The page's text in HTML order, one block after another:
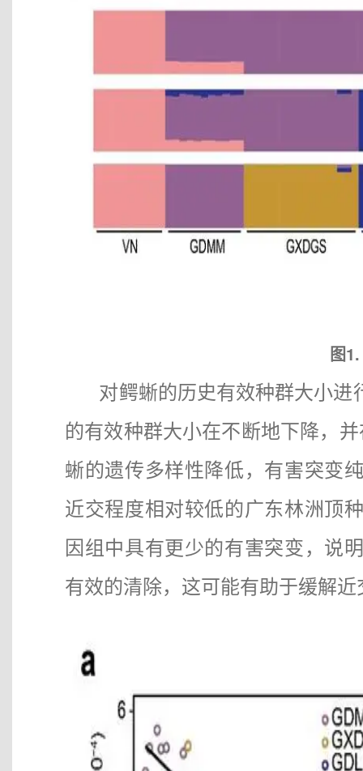
图
对鳄蜥的历史有效种群大小进
的有效种群大小在不断地下降，
蜥的遗传多样性降低，有害突变
近交程度相对较低的广东林洲顶
因组中具有更少的有害突变，说
有效的清除，这可能有助于缓解